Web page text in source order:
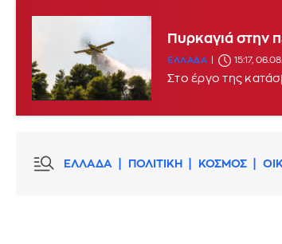
Πυρκαγιά στην
ΕΛΛΑΔΑ 15:17,
Στο έργο της
ΕΛΛΑΔΑ ΠΟΛΙΤΙΚΗ ΚΟΣΜΟΣ